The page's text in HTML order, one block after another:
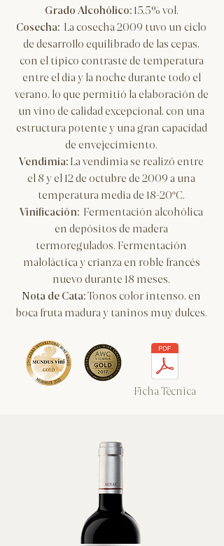
Grado Alcohólico:15,5% vol.
Cosecha: La cosecha 2009 tuvo un ciclo
de desarrollo equilibrado de las cepas,
con el típico contraste de temperatura
entre el día y la noche durante todo el
verano, lo que permitió la elaboración de
un vino de calidad excepcional, con una
estructura potente y una gran capacidad
de envejecimiento.
Vendimia: La vendimia se realizó entre
el 8 y el 12 de octubre de 2009 a una
temperatura media de 18-20ºC.
​Vinificación: Fermentación alcohólica
en depósitos de madera
termoregulados. Fermentación
maloláctica y crianza en roble francés
nuevo durante 18 meses.
Nota de Cata: Tonos color intenso, en
boca fruta madura y taninos muy dulces.
Ficha Técnica